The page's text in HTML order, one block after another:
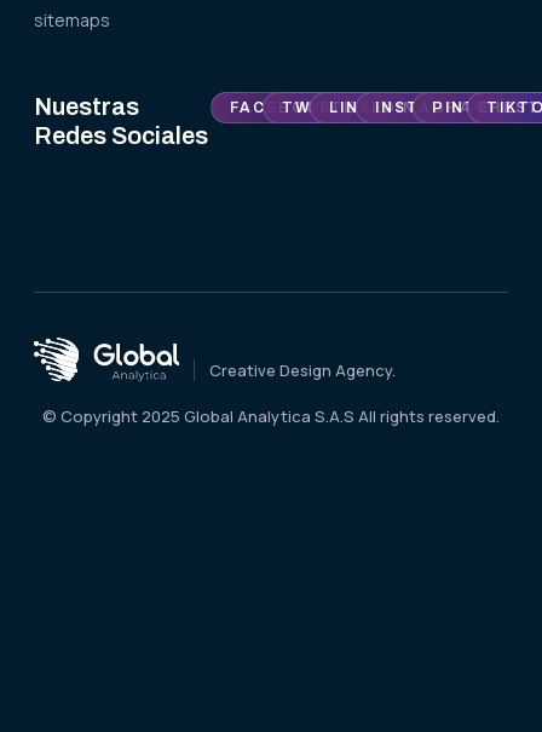
sitemaps
Nuestras
Redes Sociales
FACEBOOK
TWITTERLINKEDININSTAGRAMPINTEREST
Creative Design Agency.
© Copyright 2025 Global Analytica S.A.S All rights reserved.